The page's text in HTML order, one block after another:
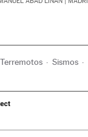
Terremotos Sismos